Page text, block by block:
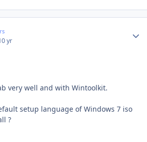
yr
very well and with Wintoolkit.
setup language of Windows 7 iso
?